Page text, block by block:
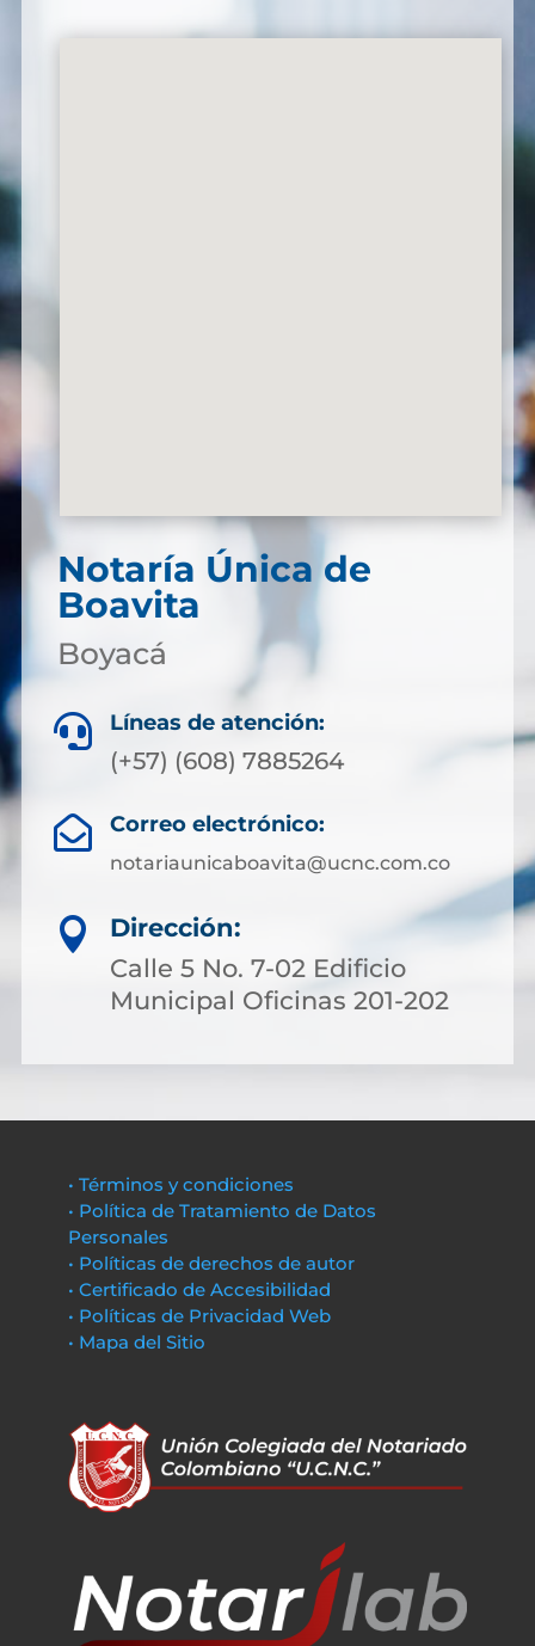
Notaría Única de
Boavita
Boyacá
 Líneas de atención:
(+57) (608) 7885264
 Correo electrónico:
notariaunicaboavita@ucnc.com.co

Dirección:
Calle 5 No. 7-02 Edificio
Municipal Oficinas 201-202
• Términos y condiciones
• Política de Tratamiento de Datos
Personales
• Políticas de derechos de autor
• Certificado de Accesibilidad
• Políticas de Privacidad Web
• Mapa del Sitio